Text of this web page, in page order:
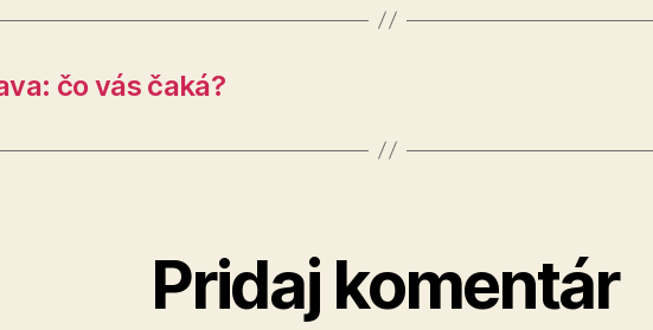
čo vás čaká?
Pridaj komentár